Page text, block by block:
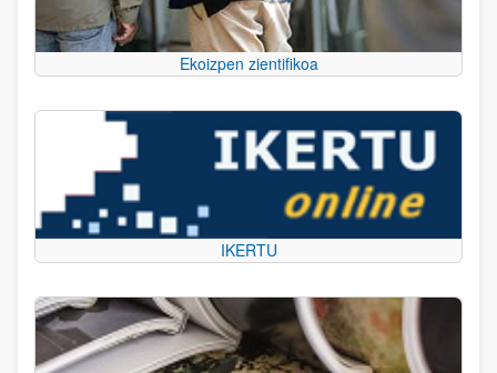
Ekoizpen zientifikoa
IKERTU